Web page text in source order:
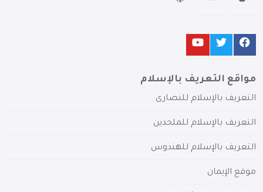
مواقع التعريف بالإسلام
التعريف بالإسلام للنصارى
التعريف بالإسلام للملحدين
التعريف بالإسلام للهندوس
موقع الإيمان